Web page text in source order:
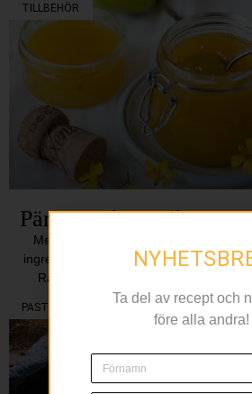
TILLBEHÖR
Päron- och
Med det mousserande vinet
ingrediens har bakboksförfattaren och
Rask skapat en lyxig päron- och
PASTA
Ta del av recept och
före alla andra!